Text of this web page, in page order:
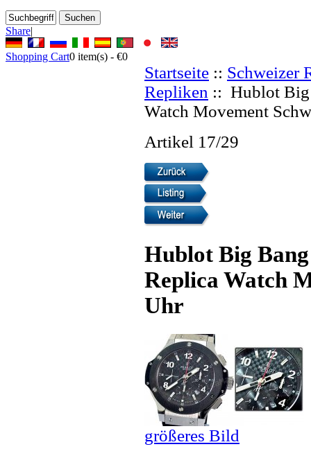
Share|
Shopping Cart0 item(s) - €0
Startseite :: Schweizer
Repliken :: Hublot Big
Watch Movement
Artikel 17/29
Hublot Big
Replica Watch
Uhr
größeres Bild